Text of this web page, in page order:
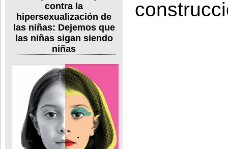
contra la
hipersexualización de
las niñas: Dejemos que
las niñas sigan siendo
niñas